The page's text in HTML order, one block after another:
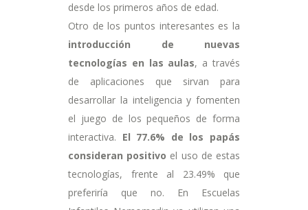
desde los primeros años de edad.
Otro de los puntos interesantes es la
introducción de nuevas
tecnologías en las aulas, a través
de aplicaciones que sirvan para
desarrollar la inteligencia y fomenten
el juego de los pequeños de forma
interactiva. El 77.6% de los papás
consideran positivo el uso de estas
tecnologías, frente al 23.49% que
preferiría que no. En Escuelas